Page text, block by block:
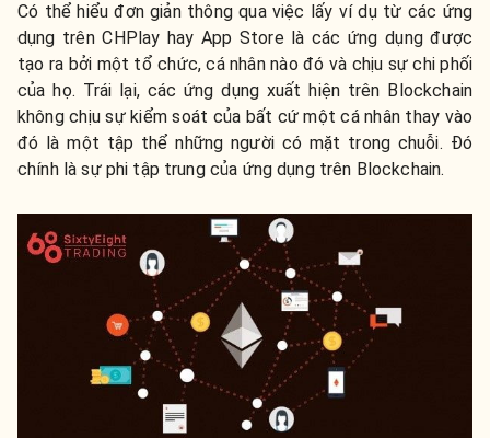
Có thể hiểu đơn giản thông qua việc lấy ví dụ từ các ứng
dụng trên CHPlay hay App Store là các ứng dụng được
tạo ra bởi một tổ chức, cá nhân nào đó và chịu sự chi phối
của họ. Trái lại, các ứng dụng xuất hiện trên Blockchain
không chịu sự kiểm soát của bất cứ một cá nhân thay vào
đó là một tập thể những người có mặt trong chuỗi. Đó
chính là sự phi tập trung của ứng dụng trên Blockchain.